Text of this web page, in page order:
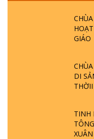
GIÁO
DI
TINH